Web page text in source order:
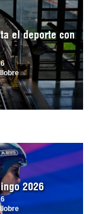
el deporte con
2026